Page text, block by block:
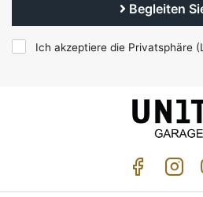
Begleiten
Ich akzeptiere die Privatsphäre (